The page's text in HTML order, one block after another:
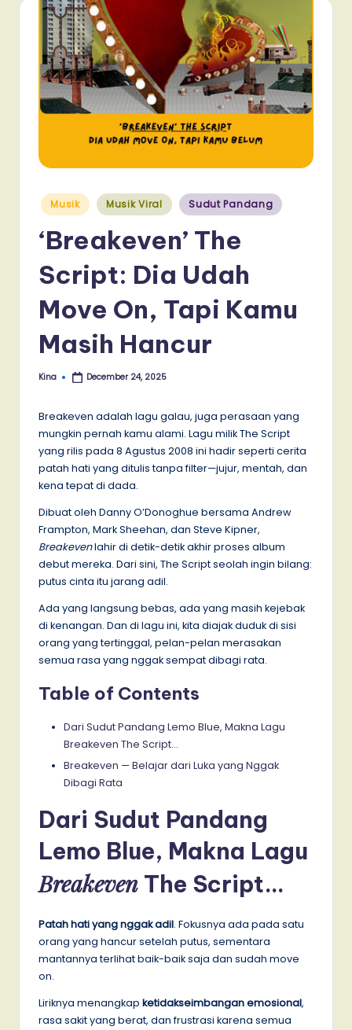
Posted
in
Musik Musik Viral Sudut Pandang
‘Breakeven’ The
Script: Dia Udah
Move On, Tapi Kamu
Masih Hancur
Posted
Kina December 24, 2025
Breakeven adalah lagu galau, juga perasaan yang
mungkin pernah kamu alami. Lagu milik The Script
yang rilis pada 8 Agustus 2008 ini hadir seperti cerita
patah hati yang ditulis tanpa filter—jujur, mentah, dan
kena tepat di dada.
Dibuat oleh Danny O’Donoghue bersama Andrew
Frampton, Mark Sheehan, dan Steve Kipner,
Breakevenlahir di detik-detik akhir proses album
debut mereka. Dari sini, The Script seolah ingin bilang:
putus cinta itu jarang adil.
Ada yang langsung bebas, ada yang masih kejebak
di kenangan. Dan di lagu ini, kita diajak duduk di sisi
orang yang tertinggal, pelan-pelan merasakan
semua rasa yang nggak sempat dibagi rata.
Table of Contents
Dari Sudut Pandang Lemo Blue, Makna Lagu
Breakeven The Script…
Breakeven — Belajar dari Luka yang Nggak
Dibagi Rata
Dari Sudut Pandang
Lemo Blue, Makna Lagu
Breakeven The Script…
Patah hati yang nggak adil. Fokusnya ada pada satu
orang yang hancur setelah putus, sementara
mantannya terlihat baik-baik saja dan sudah move
on.
Liriknya menangkap ketidakseimbangan emosional,
rasa sakit yang berat, dan frustrasi karena semua